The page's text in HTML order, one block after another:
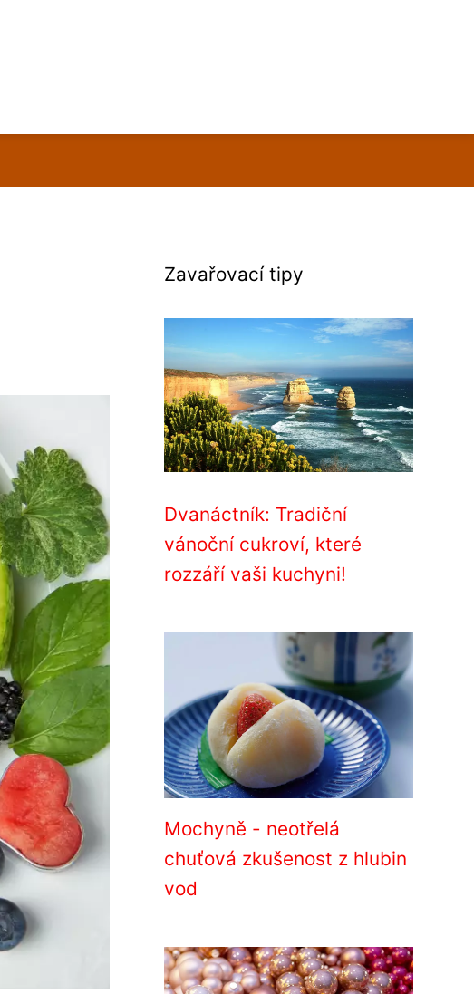
Zavařovací tipy
Dvanáctník: Tradiční
vánoční cukroví, které
rozzáří vaši kuchyni!
Mochyně - neotřelá
chuťová zkušenost z hlubin
vod